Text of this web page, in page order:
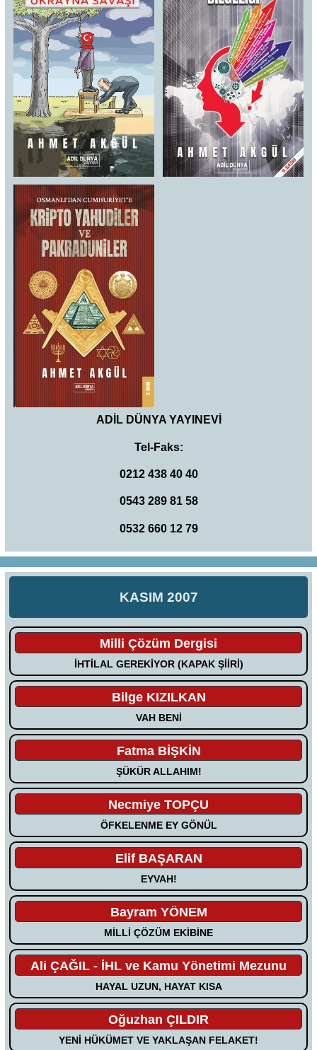
ADİL DÜNYA YAYINEVİ
Tel-Faks:
0212 438 40 40
0543 289 81 58
0532 660 12 79
KASIM 2007
Milli Çözüm Dergisi
İHTİLAL GEREKİYOR (KAPAK ŞİİRİ)
Bilge KIZILKAN
VAH BENİ
Fatma BİŞKİN
ŞÜKÜR ALLAHIM!
Necmiye TOPÇU
ÖFKELENME EY GÖNÜL
Elif BAŞARAN
EYVAH!
Bayram YÖNEM
MİLLİ ÇÖZÜM EKİBİNE
Ali ÇAĞIL - İHL ve Kamu Yönetimi Mezunu
HAYAL UZUN, HAYAT KISA
Oğuzhan ÇILDIR
YENİ HÜKÜMET VE YAKLAŞAN FELAKET!